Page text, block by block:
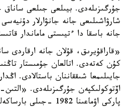
جۇرگىزىلەدى. بيىلعى جىلعى ساناق
شارۋاشىلىعى جانە جانۋارلار
جانە باسقا دا ءتيىستى ماماندار
«قاراقۇيرىق، قۇلان جانە ارقاردى
كۇن كەتەدى. اتالعان جۇمىستار
جايىلىمعا شىققاننان باستالادى.
اۆتوكولىكپەن جۇرگىزىلەدى.
پاركى اۋماعىنا 1982 -